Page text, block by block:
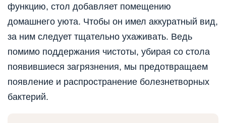
функцию, стол добавляет помещению
домашнего уюта. Чтобы он имел аккуратный вид,
за ним следует тщательно ухаживать. Ведь
помимо поддержания чистоты, убирая со стола
появившиеся загрязнения, мы предотвращаем
появление и распространение болезнетворных
бактерий.